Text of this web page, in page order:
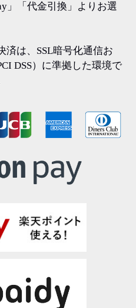
」「代金引換」よりお選
済は、SSL暗号化通信お
DSS）に準拠した環境で